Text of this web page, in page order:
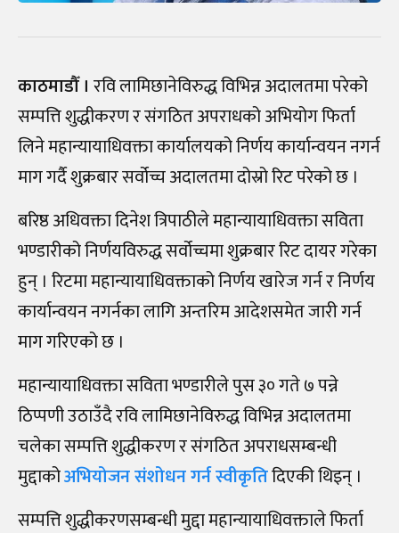
काठमाडौँ । रवि लामिछानेविरुद्ध विभिन्न अदालतमा परेको
सम्पत्ति शुद्धीकरण र संगठित अपराधको अभियोग फिर्ता
लिने महान्यायाधिवक्ता कार्यालयको निर्णय कार्यान्वयन नगर्न
माग गर्दै शुक्रबार सर्वोच्च अदालतमा दोस्रो रिट परेको छ ।
बरिष्ठ अधिवक्ता दिनेश त्रिपाठीले महान्यायाधिवक्ता सविता
भण्डारीको निर्णयविरुद्ध सर्वोच्चमा शुक्रबार रिट दायर गरेका
हुन् । रिटमा महान्यायाधिवक्ताको निर्णय खारेज गर्न र निर्णय
कार्यान्वयन नगर्नका लागि अन्तरिम आदेशसमेत जारी गर्न
माग गरिएको छ ।
महान्यायाधिवक्ता सविता भण्डारीले पुस ३० गते ७ पन्ने
ठिप्पणी उठाउँदै रवि लामिछानेविरुद्ध विभिन्न अदालतमा
चलेका सम्पत्ति शुद्धीकरण र संगठित अपराधसम्बन्धी
मुद्दाकोअभियोजन संशोधन गर्न स्वीकृतिदिएकी थिइन् ।
सम्पत्ति शुद्धीकरणसम्बन्धी मुद्दा महान्यायाधिवक्ताले फिर्ता